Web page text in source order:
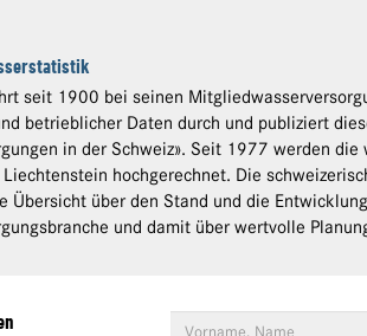
seit 1900 bei seinen
betrieblicher Daten durch und publiziert
in der Schweiz». Seit 1977 werden
hochgerechnet. Die
Übersicht über den Stand und die
und damit über wertvolle